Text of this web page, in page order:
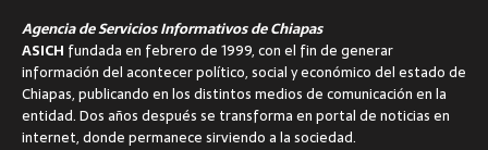
Agencia de Servicios Informativos de Chiapas
ASICH fundada en febrero de 1999, con el fin de generar
información del acontecer político, social y económico del estado de
Chiapas, publicando en los distintos medios de comunicación en la
entidad. Dos años después se transforma en portal de noticias en
internet, donde permanece sirviendo a la sociedad.